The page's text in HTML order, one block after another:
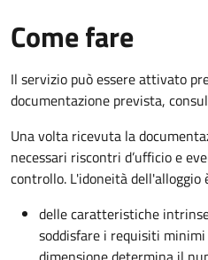
Come fare
Il servizio può essere attivato
documentazione prevista,
Una volta ricevuta la
necessari riscontri d’ufficio e
controllo. L'idoneità dell'alloggio
delle caratteristiche
soddisfare i requisiti